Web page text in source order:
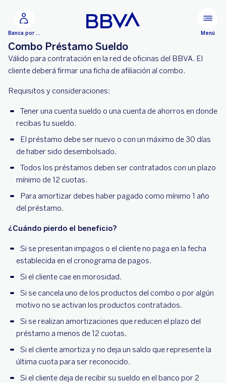
Banca por Internet Menú
Combo Préstamo Sueldo
Válido para contratación en la red de oficinas del BBVA. El
cliente deberá firmar una ficha de afiliación al combo.
Requisitos y consideraciones:
Tener una cuenta sueldo o una cuenta de ahorros en donde
recibas tu sueldo.
El préstamo debe ser nuevo o con un máximo de 30 días
de haber sido desembolsado.
Todos los préstamos deben ser contratados con un plazo
mínimo de 12 cuotas.
Para amortizar debes haber pagado como mínimo 1 año
del préstamo.
¿Cuándo pierdo el beneficio?
Si se presentan impagos o el cliente no paga en la fecha
establecida en el cronograma de pagos.
Si el cliente cae en morosidad.
Si se cancela uno de los productos del combo o por algún
motivo no se activan los productos contratados.
Si se realizan amortizaciones que reducen el plazo del
préstamo a menos de 12 cuotas.
Si el cliente amortiza y no deja un saldo que represente la
última cuota para ser reconocido.
Si el cliente deja de recibir su sueldo en el banco por 2